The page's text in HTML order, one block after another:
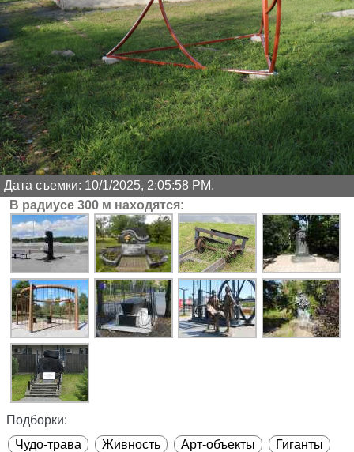
Дата съемки: 10/1/2025, 2:05:58 PM.
В радиусе 300 м находятся:
Подборки:
Чудо-трава
Живность Арт-объекты Гиганты